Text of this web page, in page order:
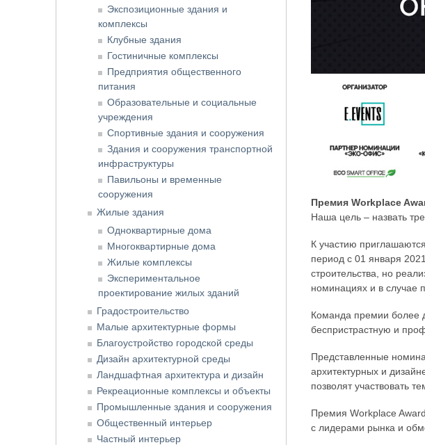
Премия Workplace
Наша цель – назвать
К участию
период с 01 января
строительства, но
номинациях и в случае
Команда премии более
беспристрастную и
Представленные
архитектурных и
позволят участвовать
Премия Workplace
с лидерами рынка и
Экспозиционные здания и
комплексы
Клубные здания
Гостиничные комплексы
Предприятия общественного
питания
Образовательные и социальные
учреждения
Спортивные здания и сооружения
Здания и сооружения транспортной
инфраструктуры
Павильоны и временные
сооружения
Жилые здания
Одноквартирные дома
Многоквартирные дома
Жилые комплексы
Экспериментальное
проектирование жилых зданий
Градостроительство
Малые архитектурные формы
Благоустройство городской среды
Дизайн архитектурной среды
Ландшафтная архитектура и дизайн
Рекреационные комплексы и объекты
Промышленные здания и сооружения
Общественный интерьер
Частный интерьер